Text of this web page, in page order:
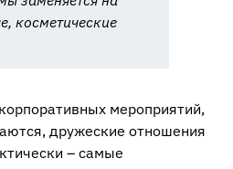
косметические
мероприятий,
дружеские отношения
– самые